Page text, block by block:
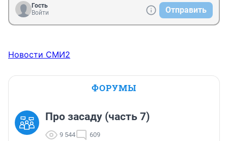
Гость
Войти
Отправить
Новости СМИ2
ФОРУМЫ
Про засаду (часть 7)
9 544 609